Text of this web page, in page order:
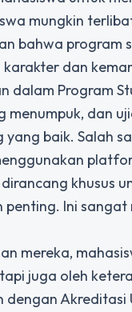
mungkin
bahwa
dan
dalam Program
menumpuk, dan
yang baik. Salah
khusus
penting. Ini
mereka,
juga oleh
dengan Akreditasi